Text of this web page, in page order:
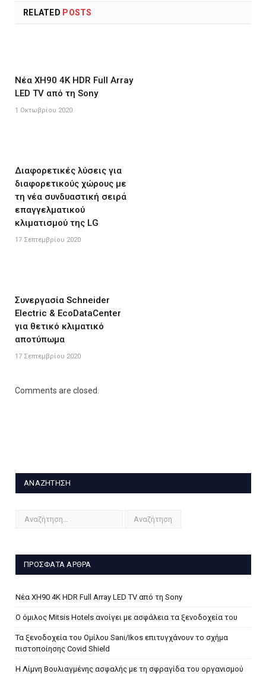
RELATED POSTS
Νέα XH90 4K HDR Full Array
LED TV από τη Sony
1 Οκτωβρίου 2020
Διαφορετικές λύσεις για
διαφορετικούς χώρους με
τη νέα συνδυαστική σειρά
επαγγελματικού
κλιματισμού της LG
17 Σεπτεμβρίου 2020
Συνεργασία Schneider
Electric & EcoDataCenter
για θετικό κλιματικό
αποτύπωμα
17 Σεπτεμβρίου 2020
Comments are closed.
ΑΝΑΖΉΤΗΣΗ
ΠΡΌΣΦΑΤΑ ΆΡΘΡΑ
Νέα XH90 4K HDR Full Array LED TV από τη Sony
Ο όμιλος Mitsis Hotels ανοίγει με ασφάλεια τα ξενοδοχεία του
Τα ξενοδοχεία του Ομίλου Sani/Ikos επιτυγχάνουν το σχήμα
πιστοποίησης Covid Shield
H Λίμνη Βουλιαγμένης ασφαλής με τη σφραγίδα του οργανισμού